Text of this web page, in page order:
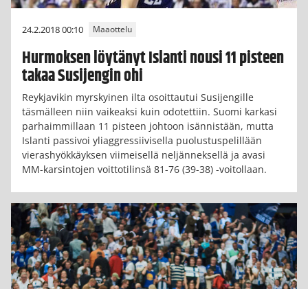
24.2.2018 00:10 Maaottelu
Hurmoksen löytänyt Islanti nousi 11 pisteen
takaa Susijengin ohi
Reykjavikin myrskyinen ilta osoittautui Susijengille
täsmälleen niin vaikeaksi kuin odotettiin. Suomi karkasi
parhaimmillaan 11 pisteen johtoon isännistään, mutta
Islanti passivoi yliaggressiivisella puolustuspelillään
vierashyökkäyksen viimeisellä neljänneksellä ja avasi
MM-karsintojen voittotilinsä 81-76 (39-38) -voitollaan.